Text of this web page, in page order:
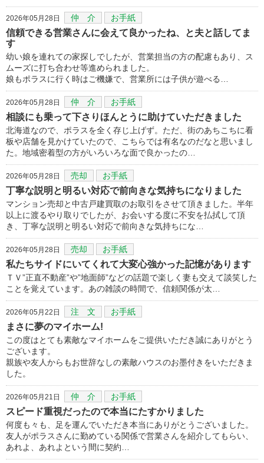
2026年05月28日 仲 介 お手紙
信頼できる営業さんに会えて良かったね、と夫と話してま
す
幼い娘を連れての家探しでしたが、営業担当の方の配慮もあり、ス
ムーズに打ち合わせ等進められました。
娘もポラスに行く時はご機嫌で、営業所には子供が遊べる…
2026年05月28日 仲 介 お手紙
相談にも乗って下さりほんとうに助けていただきました
北海道なので、ポラスを全く存じ上げず。ただ、街のあちこちに看
板や店舗を見かけていたので、こちらでは有名なのだなと思いまし
た。地域密着型の方がいろいろな面で良かったの…
2026年05月28日 売却 お手紙
丁寧な説明と明るい対応で前向きな気持ちになりました
マンション売却と中古戸建買取のお取引をさせて頂きました。半年
以上に渡るやり取りでしたが、お会いする度に不安を払拭して頂
き、丁寧な説明と明るい対応で前向きな気持ちにな…
2026年05月28日 売却 お手紙
私たちサイドにいてくれて大変心強かった記憶があります
ＴＶ”正直不動産”や”地面師”などの話題で楽しく妻も交えて談笑した
ことを覚えています。あの雑談の時間で、信頼関係が太…
2026年05月22日 注 文 お手紙
まさに夢のマイホーム!
この度はとても素敵なマイホームをご提供いただき誠にありがとう
ございます。
親族や友人からもお世辞なしの素敵ハウスのお墨付きをいただきま
した。
2026年05月21日 仲 介 お手紙
スピード重視だったので本当にたすかりました
何度も々も、足を運んでいただき本当にありがとうございました。
友人がポラスさんに勤めている関係で営業さんを紹介してもらい、
あれよ、あれよという間に契約…